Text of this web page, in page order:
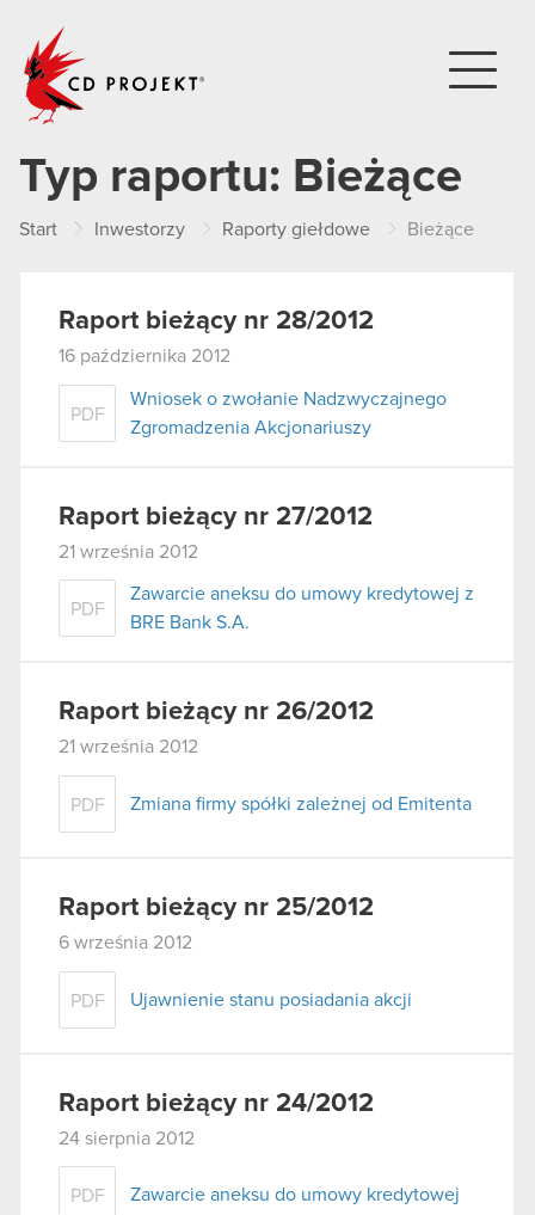
Typ raportu: Bieżące
Start Inwestorzy Raporty giełdowe Bieżące
Raport bieżący nr 28/2012
16 października 2012
PDF
Wniosek o zwołanie Nadzwyczajnego
Zgromadzenia Akcjonariuszy
Raport bieżący nr 27/2012
21 września 2012
PDF
Zawarcie aneksu do umowy kredytowej z
BRE Bank S.A.
Raport bieżący nr 26/2012
21 września 2012
PDF Zmiana firmy spółki zależnej od Emitenta
Raport bieżący nr 25/2012
6 września 2012
PDF Ujawnienie stanu posiadania akcji
Raport bieżący nr 24/2012
24 sierpnia 2012
PDF Zawarcie aneksu do umowy kredytowej